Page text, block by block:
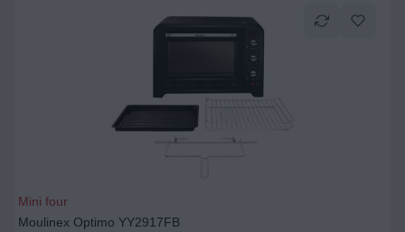
Mini four
Moulinex Optimo YY2917FB